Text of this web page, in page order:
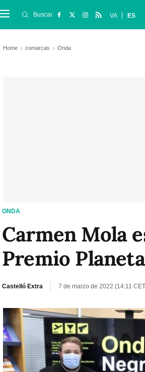
Buscar VA ES
Home comarcas Onda
ONDA
Carmen Mola
Premio
Castelló Extra 7 de marzo de 2022 (14:11